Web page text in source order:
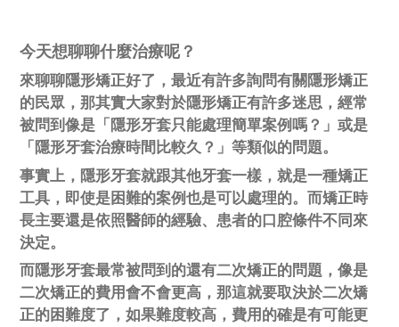
今天想聊聊什麼治療呢？
來聊聊隱形矯正好了，最近有許多詢問有關隱形矯正
的民眾，那其實大家對於隱形矯正有許多迷思，經常
被問到像是「隱形牙套只能處理簡單案例嗎？」或是
「隱形牙套治療時間比較久？」等類似的問題。
事實上，隱形牙套就跟其他牙套一樣，就是一種矯正
工具，即使是困難的案例也是可以處理的。而矯正時
長主要還是依照醫師的經驗、患者的口腔條件不同來
決定。
而隱形牙套最常被問到的還有二次矯正的問題，像是
二次矯正的費用會不會更高，那這就要取決於二次矯
正的困難度了，如果難度較高，費用的確是有可能更